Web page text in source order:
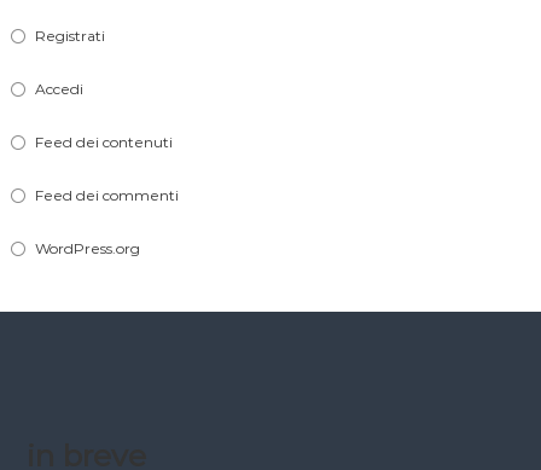
Registrati
Accedi
Feed dei contenuti
Feed dei commenti
WordPress.org